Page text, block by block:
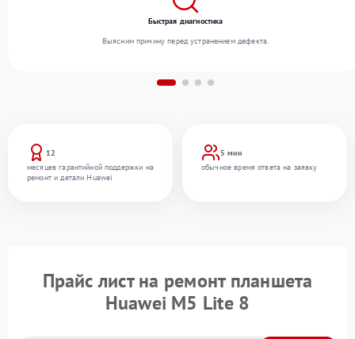
12
месяцев гарантийной поддержки на
ремонт и детали Huawei
5 мин
обычное время ответа на заявку
Быстрая диагностика
Выясним причину перед устранением дефекта.
Прайс лист на ремонт планшета
Huawei M5 Lite 8